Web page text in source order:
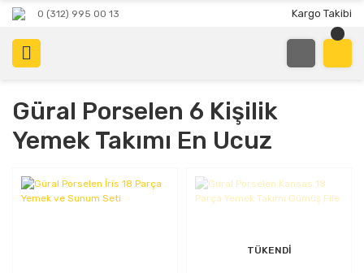
0 (312) 995 00 13 Kargo Takibi
Güral Porselen 6 Kişilik
Yemek Takımı En Ucuz
TÜKENDİ